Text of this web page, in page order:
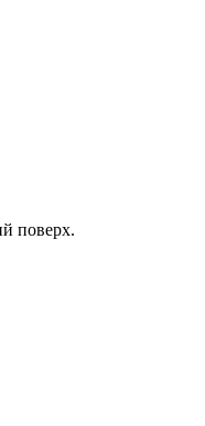
поверх.